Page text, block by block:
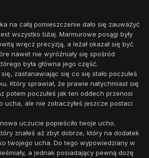
na całą pomieszczenie dało się zauważyć
wszystko tutaj. Marmurowe posągi były
wręcz precyzją, a leżał okazał się być
nawet nie wyróżniały się spośród
była główna jego część.
zastanawiając się co się stało poczułeś
Który sprawiał, że prawie natychmiast się
potem poczułeś jak ten oddech przenosi
ucha, ale nie zobaczyłeś jeszcze postaci
uczucie popieściło twoje ucho.
znałeś aż zbyt dobrze, który na dodatek
twojego ucha. Do tego wypowiedziany w
a jednak posiadający pewną dozę